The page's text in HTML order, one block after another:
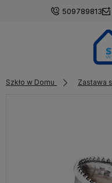
509789813
Szkło w Domu Zastawa